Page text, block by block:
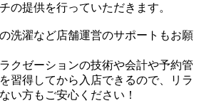
の提供を行っていただきます。
洗濯など店舗運営のサポートもお願
クゼーションの技術や会計や予約管
習得してから入店できるので、リラ
い方もご安心ください！